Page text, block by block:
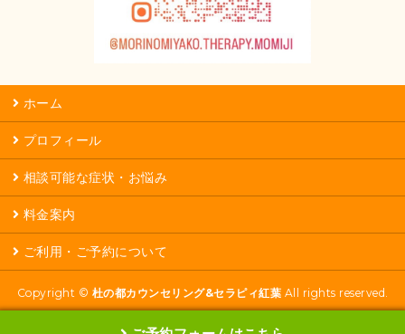
ホーム
プロフィール
相談可能な症状・お悩み
料金案内
ご利用・ご予約について
Copyright © 杜の都カウンセリング&セラピィ紅葉 All rights reserved.